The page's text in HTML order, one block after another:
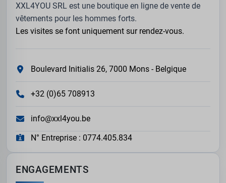
XXL4YOU SRL est une boutique en ligne de vente de
vêtements pour les hommes forts.
Les visites se font uniquement sur rendez-vous.
Boulevard Initialis 26, 7000 Mons - Belgique
+32 (0)65 708913
info@xxl4you.be
N° Entreprise : 0774.405.834
ENGAGEMENTS